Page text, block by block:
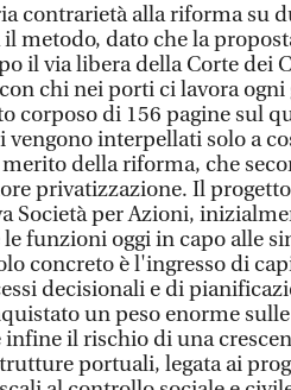
contrarietà alla riforma su
metodo, dato che la
il via libera della Corte dei
chi nei porti ci lavora ogni
corposo di 156 pagine sul
interpellati solo a
della riforma, che
privatizzazione. Il
Società per Azioni,
funzioni oggi in capo alle
concreto è l'ingresso di
decisionali e di
un peso enorme
il rischio di una
portuali, legata ai